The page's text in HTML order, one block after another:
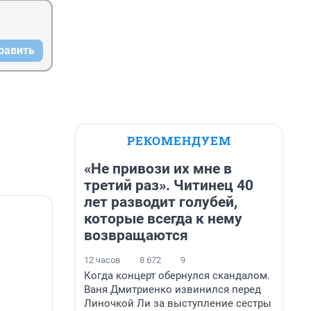
РЕКОМЕНДУЕМ
«Не привози их мне в
третий раз». Читинец 40
лет разводит голубей,
которые всегда к нему
возвращаются
12 часов 8 672 9
Когда концерт обернулся скандалом.
Ваня Дмитриенко извинился перед
Линочкой Ли за выступление сестры